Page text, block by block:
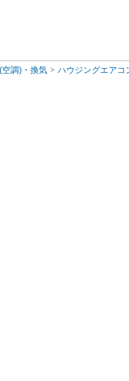
空調)・換気 ハウジングエアコ